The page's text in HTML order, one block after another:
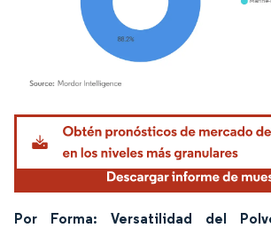
Imagen © Mordor Intelligence. El uso requiere
Por Forma: Versatilidad del